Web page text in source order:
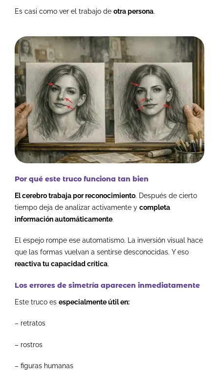
Es casi como ver el trabajo de otra persona.
Por qué este truco funciona tan bien
El cerebro trabaja por reconocimiento. Después de cierto
tiempo deja de analizar activamente y completa
información automáticamente.
El espejo rompe ese automatismo.
La inversión visual hace
que las formas vuelvan a sentirse desconocidas. Y eso
reactiva tu capacidad crítica.
Los errores de simetría aparecen inmediatamente
Este truco es especialmente útil en:
– retratos
– rostros
– figuras humanas